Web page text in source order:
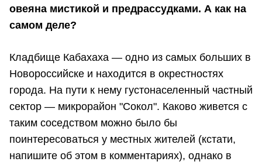
овеяна мистикой и предрассудками. А как на
самом деле?
Кладбище Кабахаха — одно из самых больших в
Новороссийске и находится в окрестностях
города. На пути к нему густонаселенный частный
сектор — микрорайон "Сокол". Каково живется с
таким соседством можно было бы
поинтересоваться у местных жителей (кстати,
напишите об этом в комментариях), однако в